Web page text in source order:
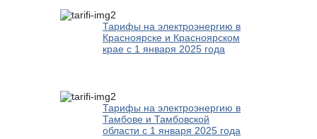
Тарифы на электроэнергию в
Красноярске и Красноярском
крае с 1 января 2025 года
Тарифы на электроэнергию в
Тамбове и Тамбовской
области с 1 января 2025 года